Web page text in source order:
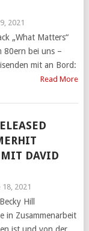
2021
„What Matters“
80ern bei uns –
mit an Bord:
Read More
MIT DAVID
18, 2021
Hill
in Zusammenarbeit